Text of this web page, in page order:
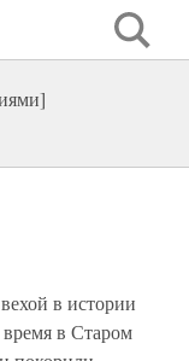
в истории
в Старом